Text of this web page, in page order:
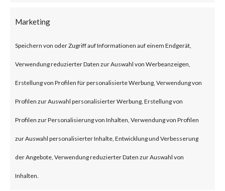
Marketing
Speichern von oder Zugriff auf Informationen auf einem Endgerät,
Verwendung reduzierter Daten zur Auswahl von Werbeanzeigen,
Erstellung von Profilen für personalisierte Werbung, Verwendung von
Profilen zur Auswahl personalisierter Werbung, Erstellung von
Profilen zur Personalisierung von Inhalten, Verwendung von Profilen
zur Auswahl personalisierter Inhalte, Entwicklung und Verbesserung
der Angebote, Verwendung reduzierter Daten zur Auswahl von
Inhalten.
attacks against defense and
and North America. An attacker
could exploit this vulnerability
by tricking a user into opening a
specially crafted Microsoft
Office document. The
vulnerability has a CVSS base
score of 8.3 and is rated
important by Microsoft.